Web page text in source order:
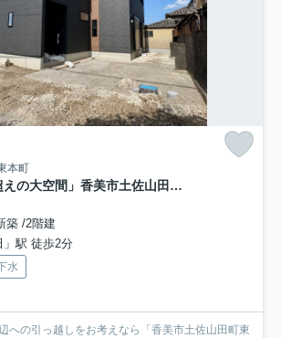
本町
「続き間で23帖超えの大空間」香美市土佐山田町東本町2号棟 新築一戸建て
築 /2階建
」駅 徒歩2分
水
への引っ越しをお考えなら「香美市土佐山田町東